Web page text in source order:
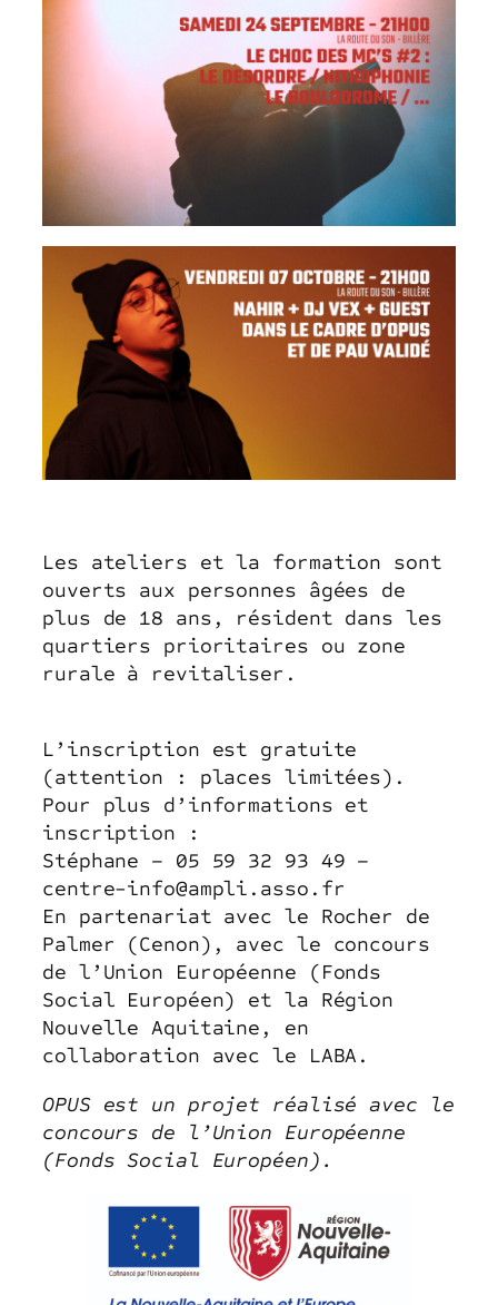
Les ateliers et la formation sont
ouverts aux personnes âgées de
plus de 18 ans, résident dans les
quartiers prioritaires ou zone
rurale à revitaliser.
L’inscription est gratuite
(attention : places limitées).
Pour plus d’informations et
inscription :
Stéphane – 05 59 32 93 49 –
centre-info@ampli.asso.fr
En partenariat avec le Rocher de
Palmer (Cenon), avec le concours
de l’Union Européenne (Fonds
Social Européen) et la Région
Nouvelle Aquitaine, en
collaboration avec le LABA.
OPUS est un projet réalisé avec le
concours de l’Union Européenne
(Fonds Social Européen).